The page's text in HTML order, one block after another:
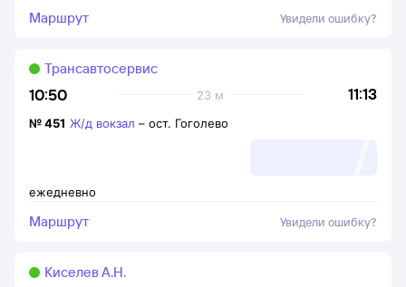
Маршрут Увидели ошибку?
10:50 11:13
23 м
Трансавтосервис
ежедневно
№451 Ж/д вокзал – ост. Гоголево
Маршрут Увидели ошибку?
Киселев А.Н.